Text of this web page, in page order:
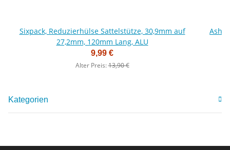
Sixpack, Reduzierhülse Sattelstütze, 30,9mm auf
27,2mm, 120mm Lang, ALU
9,99 €
Alter Preis:13,90 €
Kategorien